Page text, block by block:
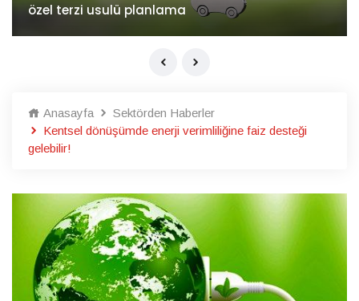
özel terzi usulü planlama
Anasayfa
Sektörden Haberler
Kentsel dönüşümde enerji verimliliğine faiz desteği
gelebilir!